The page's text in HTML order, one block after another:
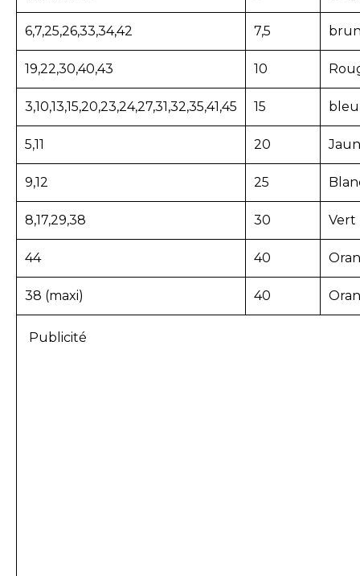
6,7,25,26,33,34,42 7,5
19,22,30,40,43 10
3,10,13,15,20,23,24,27,31,32,35,41,45 15 bleu
5,11 20
9,12 25
8,17,29,38 30 Vert
44 40
38 (maxi) 40
Publicité